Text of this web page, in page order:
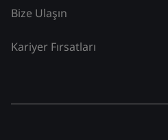
Bize Ulaşın
Kariyer Fırsatları